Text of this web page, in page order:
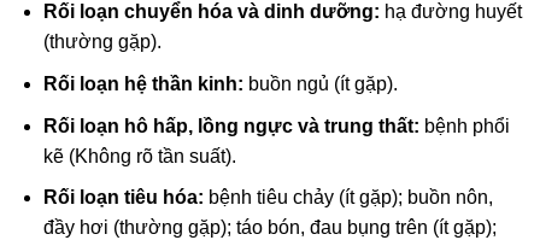
Rối loạn chuyển hóa và dinh dưỡng: hạ đường huyết
(thường gặp).
Rối loạn hệ thần kinh: buồn ngủ (ít gặp).
Rối loạn hô hấp, lồng ngực và trung thất: bệnh phổi
kẽ (Không rõ tần suất).
Rối loạn tiêu hóa: bệnh tiêu chảy (ít gặp); buồn nôn,
đầy hơi (thường gặp); táo bón, đau bụng trên (ít gặp);